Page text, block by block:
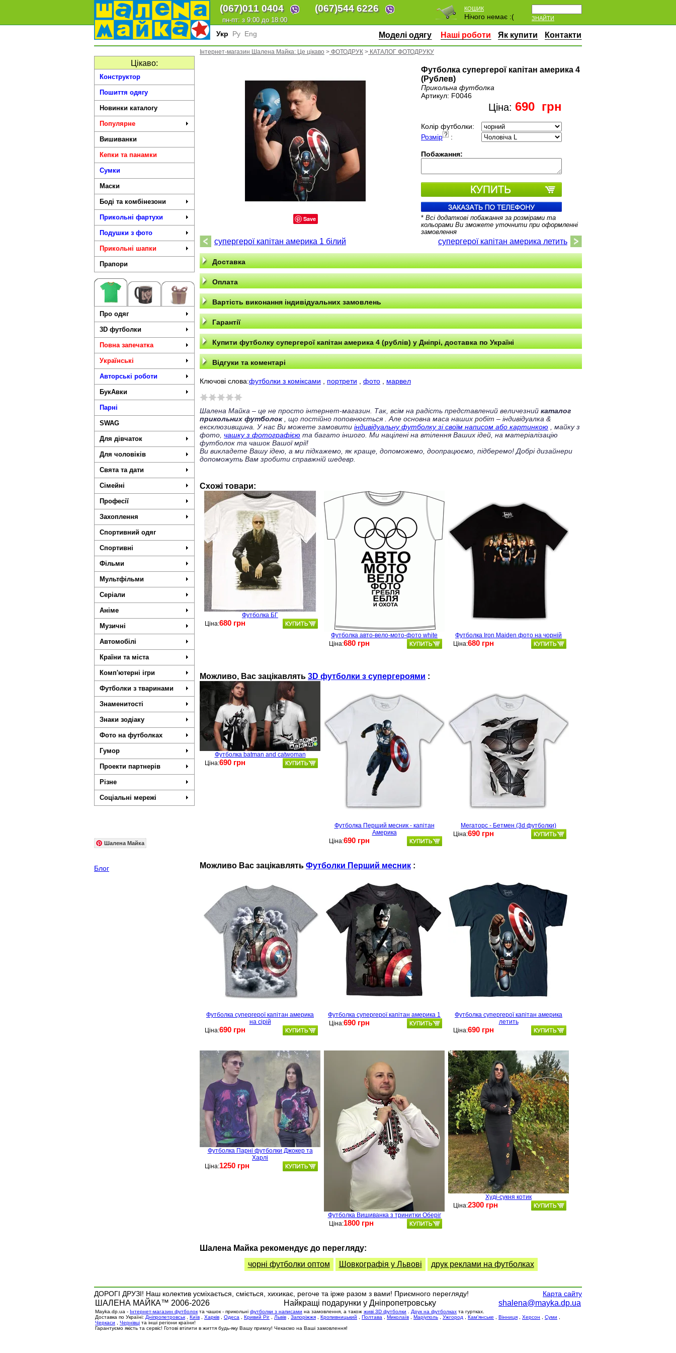
(067)011 0404 (067)544 6226
пн-пт: з 9:00 до 18:00 ЗНАЙТИ
КОШИК
Нічого немає :(
Укр Ру Eng Моделі одягу Наші роботи Як купити Контакти
Цікаво:
Конструктор
Пошиття одягу
Новинки каталогу
Популярне
Вишиванки
Кепки та панамки
Сумки
Маски
Боді та комбінезони
Прикольні фартухи
Подушки з фото
Прикольні шапки
Прапори
Про одяг
3D футболки
Повна запечатка
Українські
Авторські роботи
БукАвки
Парні
SWAG
Для дівчаток
Для чоловіків
Свята та дати
Сімейні
Професії
Захоплення
Спортивний одяг
Спортивні
Фільми
Мультфільми
Серіали
Аніме
Музичні
Автомобілі
Країни та міста
Комп'ютерні ігри
Футболки з тваринами
Знаменитості
Знаки зодіаку
Фото на футболках
Гумор
Проекти партнерів
Різне
Соціальні мережі
Шалена Майка
Блог
Інтернет-магазин Шалена Майка: Це цікаво > ФОТОДРУК > КАТАЛОГ ФОТОДРУКУ
Save
Футболка супергерої капітан америка 4
(Рублев)
Прикольна футболка
Артикул: F0046
Ціна: 690 грн
Колір футболки:
Розмір
:
Побажання:
* Всі додаткові побажання за розмірами та
кольорами Ви зможете уточнити при оформленні
замовлення
супергерої капітан америка 1 білий супергерої капітан америка летить
Доставка
Оплата
Вартість виконання індивідуальних замовлень
Гарантії
Купити футболку супергерої капітан америка 4 (рублів) у Дніпрі, доставка по Україні
Відгуки та коментарі
Ключові слова:футболки з коміксами портрети фото марвел
Шалена Майка – це не просто інтернет-магазин. Так, всім на радість представлений величезний каталог
прикольних футболок, що постійно поповнюється
. Але основна маса наших робіт – індивідуалка &
ексклюзивщина. У нас Ви можете замовити індивідуальну футболку зі своїм написом або картинкою , майку з
фото, чашку з фотографією та багато іншого. Ми націлені на втілення Ваших ідей, на матеріалізацію
футболок та чашок Вашої мрії!
Ви викладете Вашу ідею, а ми підкажемо, як краще, допоможемо, доопрацюємо, підберемо! Добрі дизайнери
допоможуть Вам зробити справжній шедевр.
Схожі товари:
Футболка БГ
Ціна:680 грн
Футболка авто-вело-мото-фото white
Ціна:680 грн
Футболка Iron Maiden фото на чорній
Ціна:680 грн
Можливо, Ваc зацікавлять 3D футболки з супергероями :
Футболка batman and catwoman
Ціна:690 грн
Футболка Перший месник - капітан
Америка
Ціна:690 грн
Мегаторс - Бетмен (3d футболки)
Ціна:690 грн
Можливо Ваc зацікавлять Футболки Перший месник :
Футболка супергерої капітан америка
на сірій
Ціна:690 грн
Футболка супергерої капітан америка 1
Ціна:690 грн
Футболка супергерої капітан америка
летить
Ціна:690 грн
Футболка Парні футболки Джокер та
Харлі
Ціна:1250 грн
Футболка Вишиванка з тринитки Оберіг
Ціна:1800 грн
Худі-сукня котик
Ціна:2300 грн
Шалена Майка рекомендує до перегляду:
чорні футболки оптом
Шовкографія у Львові друк реклами на футболках
Карта сайту
ДОРОГІ ДРУЗІ! Наш колектив усміхається, сміється, хихикає, регоче та ірже разом з вами! Приємного перегляду!
ШАЛЕНА МАЙКА™ 2006-2026 Найкращі подарунки у Дніпропетровську shalena@mayka.dp.ua
Mayka.dp.ua - Інтернет-магазин футболок та чашок - прикольні футболки з написами на замовлення, а також живі 3D футболки Друк на футболках та гуртках.
Доставка по Україні: Дніпропетровськ Київ Харків Одеса Кривий Ріг Львів Запоріжжя Кропивницький Полтава Миколаїв Маріуполь Ужгород Кам'янське Вінниця Херсон Суми
Черкаси
Чернівці та інші регіони країни!
Гарантуємо якість та сервіс! Готові втілити в життя будь-яку Вашу примху! Чекаємо на Ваші замовлення!